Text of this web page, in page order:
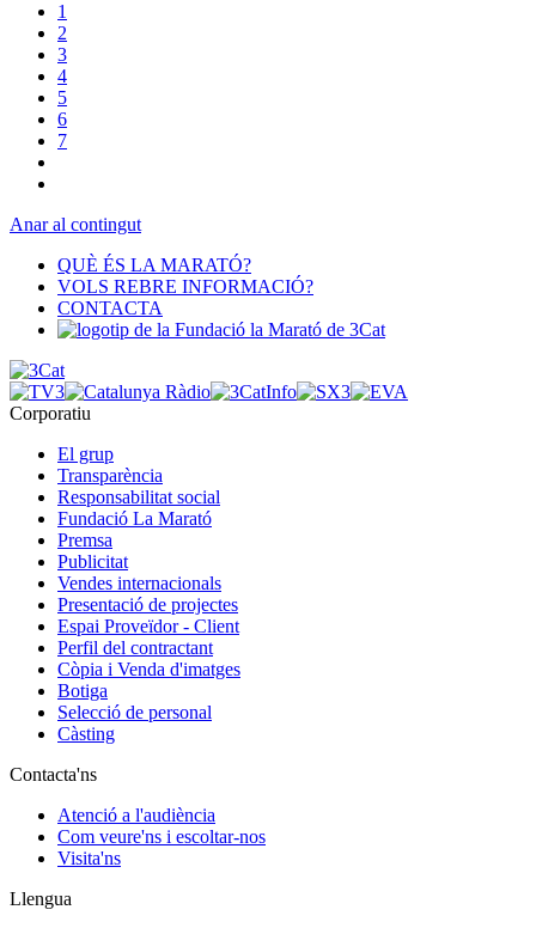
1
2
3
4
5
6
7
Anar al contingut
QUÈ ÉS LA MARATÓ?
VOLS REBRE INFORMACIÓ?
CONTACTA
Corporatiu
El grup
Transparència
Responsabilitat social
Fundació La Marató
Premsa
Publicitat
Vendes internacionals
Presentació de projectes
Espai Proveïdor - Client
Perfil del contractant
Còpia i Venda d'imatges
Botiga
Selecció de personal
Càsting
Contacta'ns
Atenció a l'audiència
Com veure'ns i escoltar-nos
Visita'ns
Llengua